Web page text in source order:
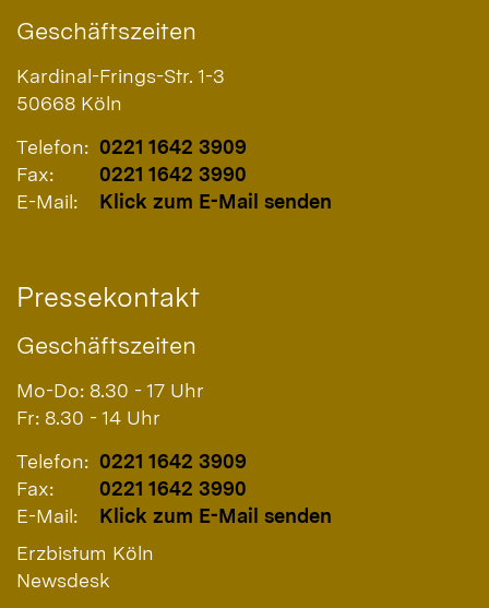
Geschäftszeiten
Kardinal-Frings-Str. 1-3
50668 Köln
Telefon: 0221 1642 3909
Fax:
0221 1642 3990
E-Mail:
Klick zum E-Mail senden
Pressekontakt
Geschäftszeiten
Mo-Do: 8.30 - 17 Uhr
Fr: 8.30 - 14 Uhr
Telefon: 0221 1642 3909
Fax:
0221 1642 3990
E-Mail:
Klick zum E-Mail senden
Erzbistum Köln
Newsdesk